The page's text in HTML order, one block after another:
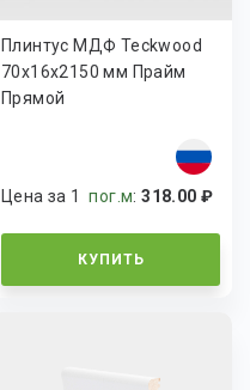
Плинтус МДФ Teckwood
70х16х2150 мм Прайм
Прямой
Цена за 1пог.м:318.00 ₽
КУПИТЬ